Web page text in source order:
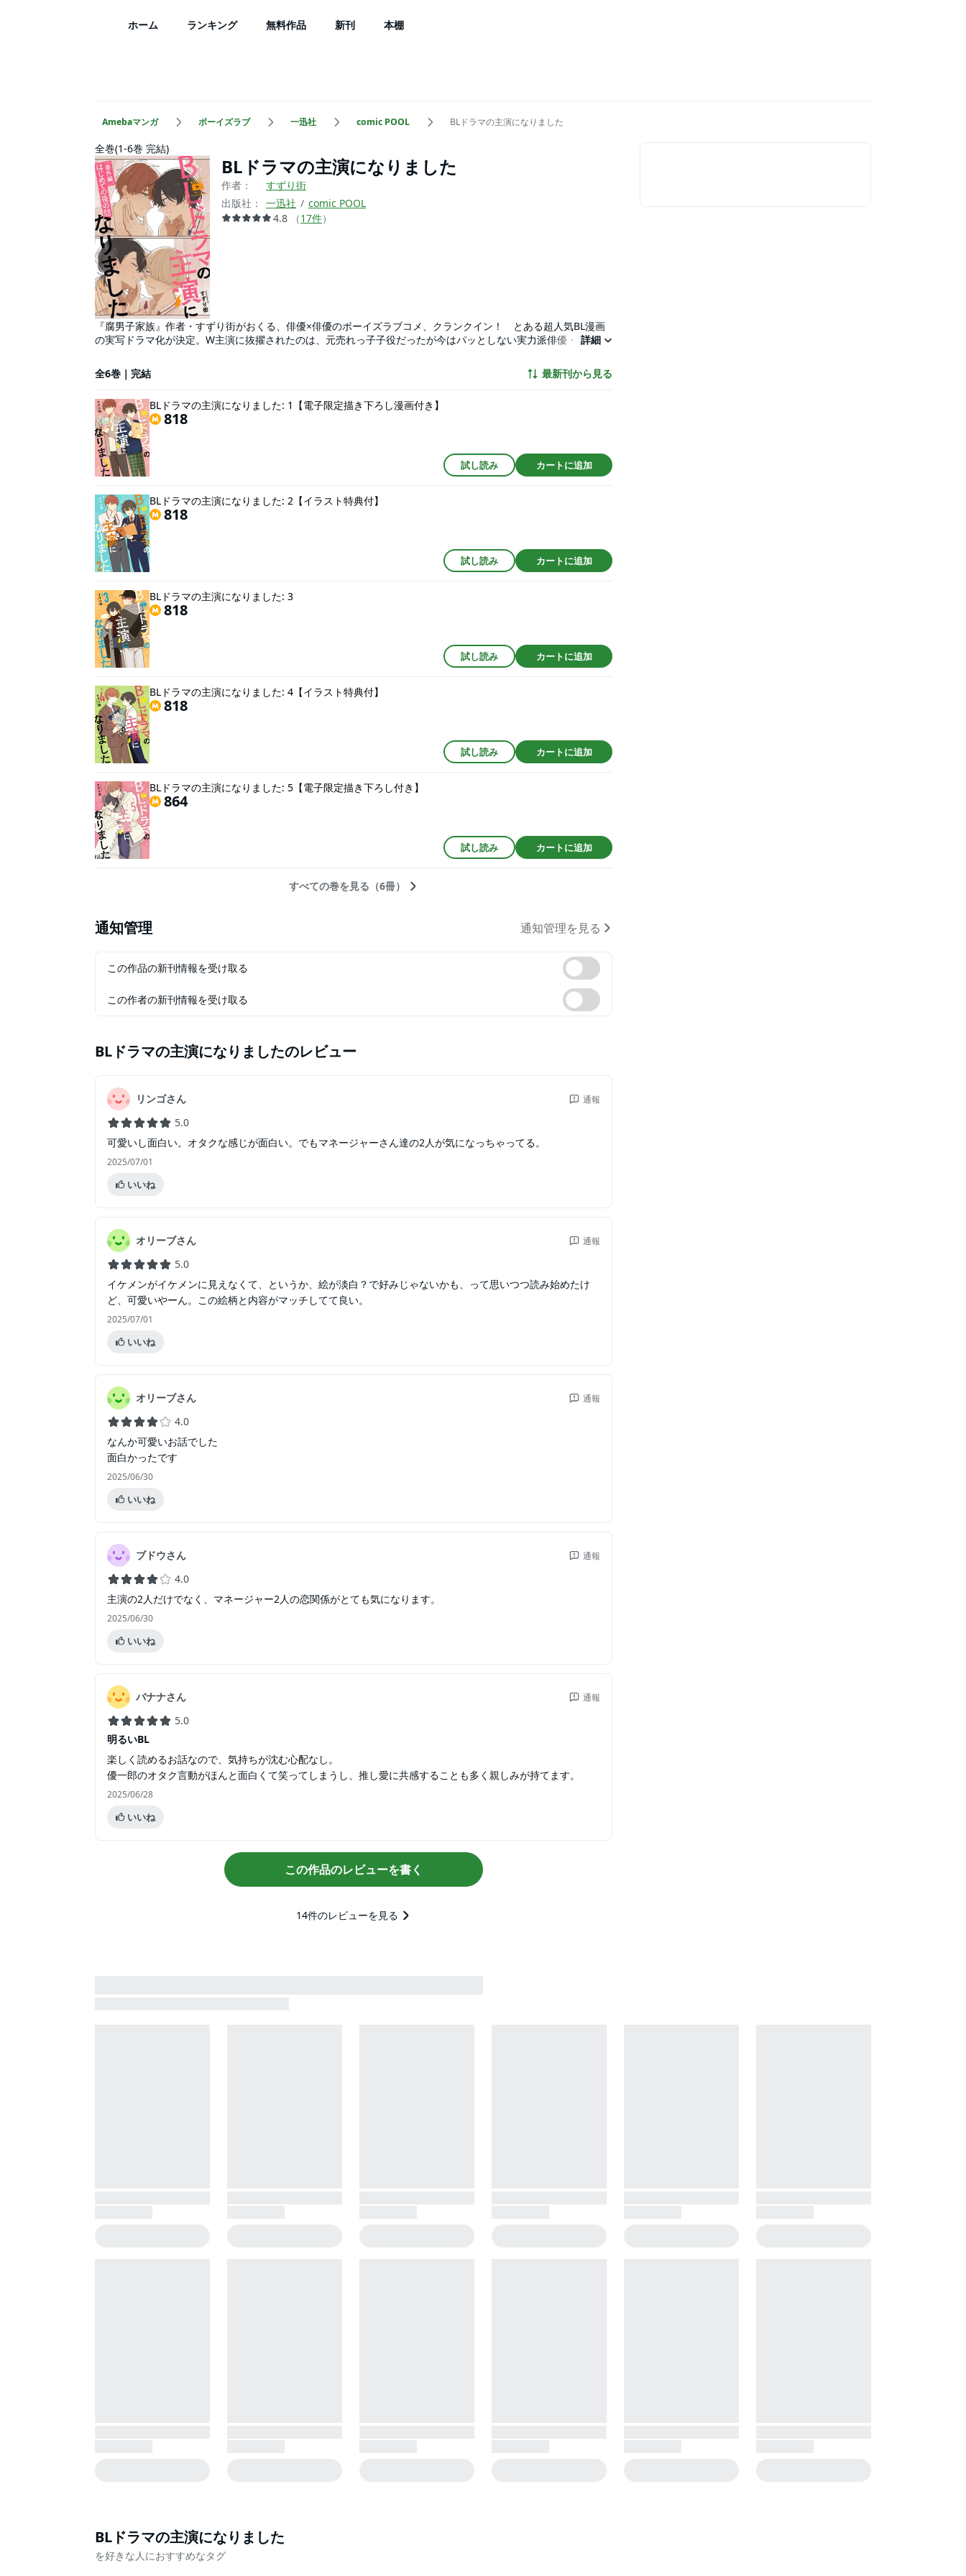
ホーム ランキング 無料作品 新刊 本棚
Amebaマンガ ボーイズラブ 一迅社 comic POOL BLドラマの主演になりました
全巻(1-6巻 完結)
BLドラマの主演になりました
作者：
すずり街
出版社：
一迅社
comic POOL
4.8
（17件）
『腐男子家族』作者・すずり街がおくる、俳優×俳優のボーイズラブコメ、クランクイン！ とある超人気BL漫画
の実写ドラマ化が決定。W主演に抜擢されたのは、元売れっ子子役だったが今はパッとしない実力派俳優・青柳萌
手だが、対する赤藤は、青柳への重すぎる愛を抱えていた……。主演二人は無事BLドラマを成功させられるのか!?
描き下ろし20ページ以上収録！
詳細
全6巻｜完結 最新刊から見る
BLドラマの主演になりました: 1【電子限定描き下ろし漫画付き】
818
試し読み カートに追加
BLドラマの主演になりました: 2【イラスト特典付】
818
試し読み カートに追加
BLドラマの主演になりました: 3
818
試し読み カートに追加
BLドラマの主演になりました: 4【イラスト特典付】
818
試し読み カートに追加
BLドラマの主演になりました: 5【電子限定描き下ろし付き】
864
試し読み カートに追加
すべての巻を見る（6冊）
通知管理 通知管理を見る
この作品の新刊情報を受け取る
この作者の新刊情報を受け取る
BLドラマの主演になりましたのレビュー
リンゴさん 通報
5.0
可愛いし面白い。オタクな感じが面白い。でもマネージャーさん達の2人が気になっちゃってる。
2025/07/01
いいね
オリーブさん 通報
5.0
イケメンがイケメンに見えなくて、というか、絵が淡白？で好みじゃないかも、って思いつつ読み始めたけ
ど、可愛いやーん。この絵柄と内容がマッチしてて良い。
2025/07/01
いいね
オリーブさん 通報
4.0
なんか可愛いお話でした
面白かったです
2025/06/30
いいね
ブドウさん 通報
4.0
主演の2人だけでなく、マネージャー2人の恋関係がとても気になります。
2025/06/30
いいね
バナナさん 通報
5.0
明るいBL
楽しく読めるお話なので、気持ちが沈む心配なし。
優一郎のオタク言動がほんと面白くて笑ってしまうし、推し愛に共感することも多く親しみが持てます。
2025/06/28
いいね
この作品のレビューを書く
14件のレビューを見る
BLドラマの主演になりました
を好きな人におすすめなタグ